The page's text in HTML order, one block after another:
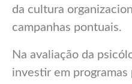
da cultura
campanhas pontuais.
Na avaliação da
investir em